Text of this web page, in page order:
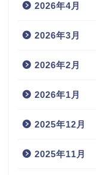
2026年4月
2026年3月
2026年2月
2026年1月
2025年12月
2025年11月